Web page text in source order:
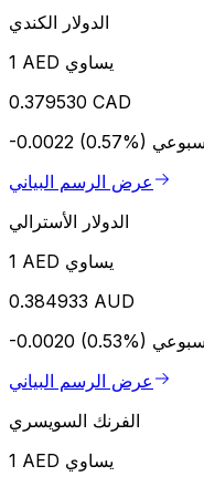
الدولار الكندي
1 AED يساوي
0.379530 CAD
-0.0022 (0.57%)
عرض الرسم البياني
الدولار الأسترالي
1 AED يساوي
0.384933 AUD
-0.0020 (0.53%)
عرض الرسم البياني
الفرنك السويسري
1 AED يساوي